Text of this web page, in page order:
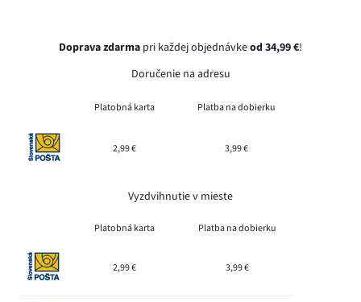
Doprava zdarma pri každej objednávkeod 34,99 €!
Doručenie na adresu
Platobná karta Platba na dobierku
2,99 € 3,99 €
Vyzdvihnutie v mieste
Platobná karta Platba na dobierku
2,99 € 3,99 €